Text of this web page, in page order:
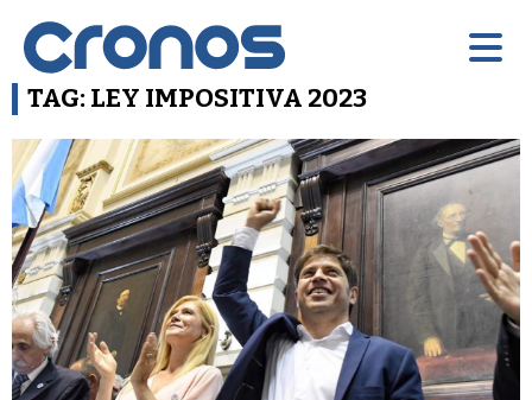
TAG: LEY IMPOSITIVA 2023